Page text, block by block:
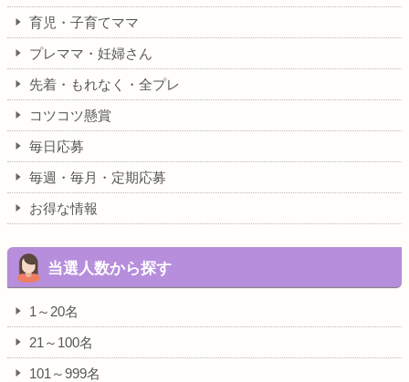
育児・子育てママ
プレママ・妊婦さん
先着・もれなく・全プレ
コツコツ懸賞
毎日応募
毎週・毎月・定期応募
お得な情報
当選人数から探す
1～20名
21～100名
101～999名